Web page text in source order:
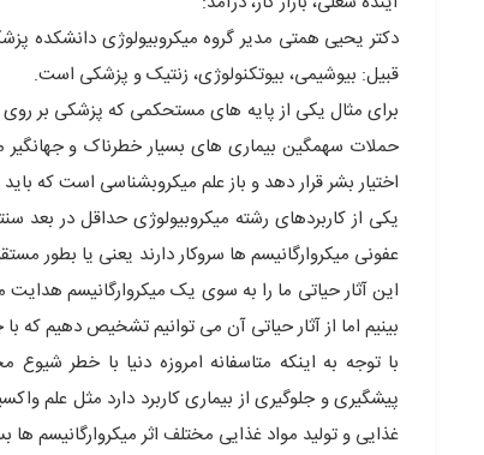
دکتر یحیی همتی مدیر گروه میکروبیولوژی دانشکده
قبیل: بیوشیمی، بیوتکنولوژی، زنتیک و پزشکی است.
برای مثال یکی از پایه های مستحکمی که پزشکی بر
حملات سهمگین بیماری های بسیار خطرناک و جهانگیر
اختیار بشر قرار دهد و باز علم میکروبشناسی است که
یکی از کاربردهای رشته میکروبیولوژی حداقل در
عفونی میکروارگانیسم ها سروکار دارند یعنی یا بطور
این آثار حیاتی ما را به سوی یک میکروارگانیسم
بینیم اما از آثار حیاتی آن می توانیم تشخیص دهیم که
با توجه به اینکه متاسفانه امروزه دنیا با خطر
پیشگیری و جلوگیری از بیماری کاربرد دارد مثل
غذایی و تولید مواد غذایی مختلف اثر